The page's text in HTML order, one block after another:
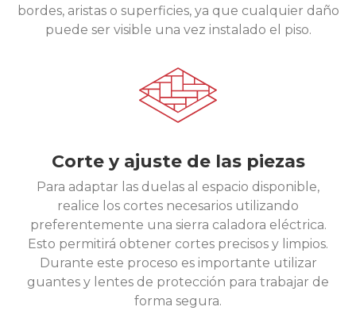
bordes, aristas o superficies, ya que cualquier daño
puede ser visible una vez instalado el piso.
Corte y ajuste de las piezas
Para adaptar las duelas al espacio disponible,
realice los cortes necesarios utilizando
preferentemente una sierra caladora eléctrica.
Esto permitirá obtener cortes precisos y limpios.
Durante este proceso es importante utilizar
guantes y lentes de protección para trabajar de
forma segura.